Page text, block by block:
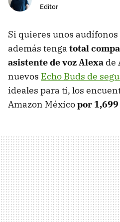
Editor
Si quieres unos
además tenga total
asistente de voz Alexa de
nuevos Echo Buds de
ideales para ti, los
Amazon Méxicopor 1,699